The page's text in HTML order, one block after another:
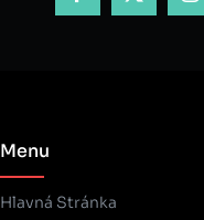
Menu
Hlavná Stránka